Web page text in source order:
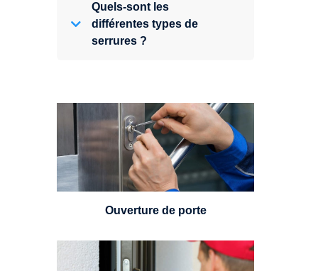
Quels-sont les
différentes types de
serrures ?
Vous avez perdu vos clés ou la
porte s'est refermée derrière vous
? Un serrurier est disponible
24h/7.
Ouverture de porte
Un serrurier sera en mesure de